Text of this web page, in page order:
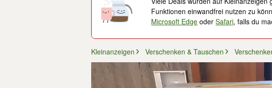
Funktionen einwandfrei nutzen zu
Microsoft Edge oderSafari, falls du
Kleinanzeigen Verschenken & Tauschen